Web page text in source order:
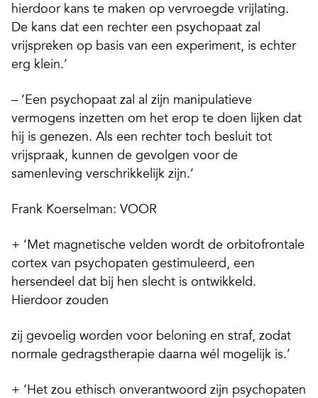
hierdoor kans te maken op vervroegde vrijlating.
De kans dat een rechter een psychopaat zal
vrijspreken op basis van een experiment, is echter
erg klein.’
– ‘Een psychopaat zal al zijn manipulatieve
vermogens inzetten om het erop te doen lijken dat
hij is genezen. Als een rechter toch besluit tot
vrijspraak, kunnen de gevolgen voor de
samenleving verschrikkelijk zijn.’
Frank Koerselman: VOOR
+ ‘Met magnetische velden wordt de orbitofrontale
cortex van psychopaten gestimuleerd, een
hersendeel dat bij hen slecht is ontwikkeld.
Hierdoor zouden
zij gevoelig worden voor beloning en straf, zodat
normale gedragstherapie daarna wél mogelijk is.’
+ ‘Het zou ethisch onverantwoord zijn psychopaten